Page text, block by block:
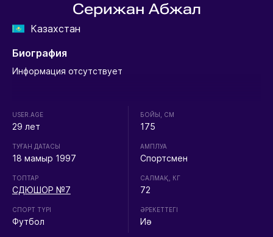
Серижан Абжал
Казахстан
Биография
Информация отсутствует
USER.AGE
29 лет
ТУҒАН ДАТАСЫ
18 мамыр 1997
ТОПТАР
СДЮШОР №7
СПОРТ ТҮРІ
Футбол
БОЙЫ, СМ
175
АМПЛУА
Спортсмен
CАЛМАҚ, КГ
72
ӘРЕКЕТТЕГІ
Иә